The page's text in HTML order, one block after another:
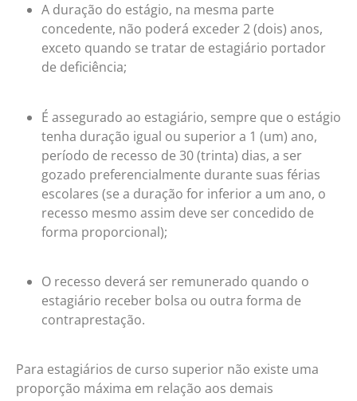
A duração do estágio, na mesma parte
concedente, não poderá exceder 2 (dois) anos,
exceto quando se tratar de estagiário portador
de deficiência;
É assegurado ao estagiário, sempre que o estágio
tenha duração igual ou superior a 1 (um) ano,
período de recesso de 30 (trinta) dias, a ser
gozado preferencialmente durante suas férias
escolares (se a duração for inferior a um ano, o
recesso mesmo assim deve ser concedido de
forma proporcional);
O recesso deverá ser remunerado quando o
estagiário receber bolsa ou outra forma de
contraprestação.
Para estagiários de curso superior não existe uma
proporção máxima em relação aos demais